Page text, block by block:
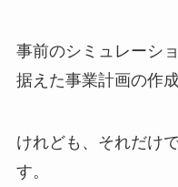
事前のシミュレーシ
据えた事業計画の作
けれども、それだけ
す。